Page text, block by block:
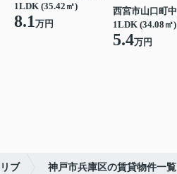
1LDK (35.42㎡)
8.1万円
1LDK (34.08㎡)
5.4万円
ブ 神戸市兵庫区の賃貸物件一覧